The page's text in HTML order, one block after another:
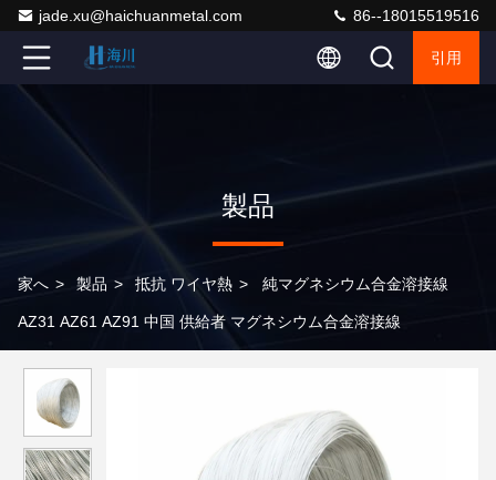
jade.xu@haichuanmetal.com 86--18015519516
引用
製品
家へ > 製品 > 抵抗 ワイヤ熱 > 純マグネシウム合金溶接線
AZ31 AZ61 AZ91 中国 供給者 マグネシウム合金溶接線